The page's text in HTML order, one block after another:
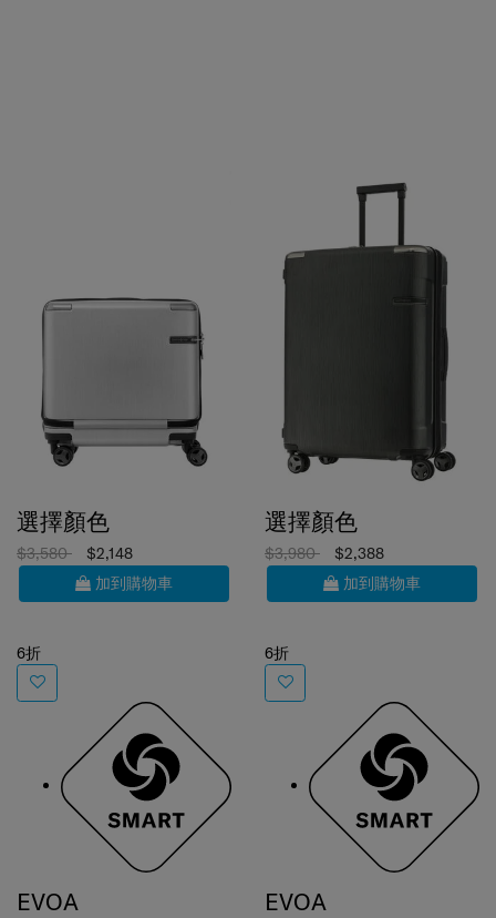
選擇顏色
$3,580
$2,148
加到購物車
6折
選擇顏色
$3,980
$2,388
加到購物車
6折